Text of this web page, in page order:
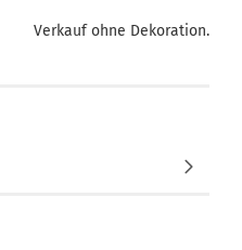
Verkauf ohne Dekoration.